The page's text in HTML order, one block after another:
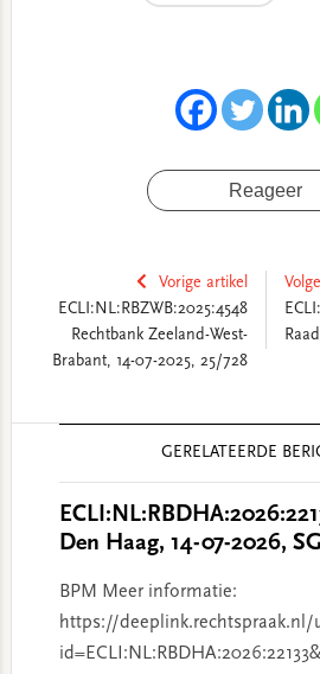
Reageer
Vorige artikel
ECLI:NL:RBZWB:2025:4548
Rechtbank Zeeland-West-
Brabant, 14-07-2025, 25/728
GERELATEERDE
Den Haag, 14-07-2026,
BPM Meer informatie:
https://deeplink.rechtspraak.nl/